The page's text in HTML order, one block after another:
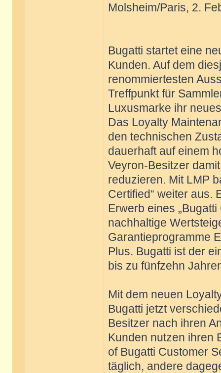
Molsheim/Paris, 2.
Bugatti startet eine
Kunden. Auf dem
renommiertesten
Treffpunkt für
Luxusmarke ihr
Das Loyalty
den technischen
dauerhaft auf einem
Veyron-Besitzer
reduzieren. Mit LMP
Certified“ weiter aus.
Erwerb eines
nachhaltige
Garantieprogramme
Plus. Bugatti ist der
bis zu fünfzehn
Mit dem neuen
Bugatti jetzt
Besitzer nach ihren
Kunden nutzen ihren
of Bugatti Customer
täglich, andere